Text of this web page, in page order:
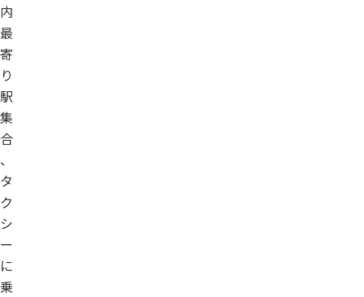
内
最
寄
り
駅
集
合
、
タ
ク
シ
ー
に
乗